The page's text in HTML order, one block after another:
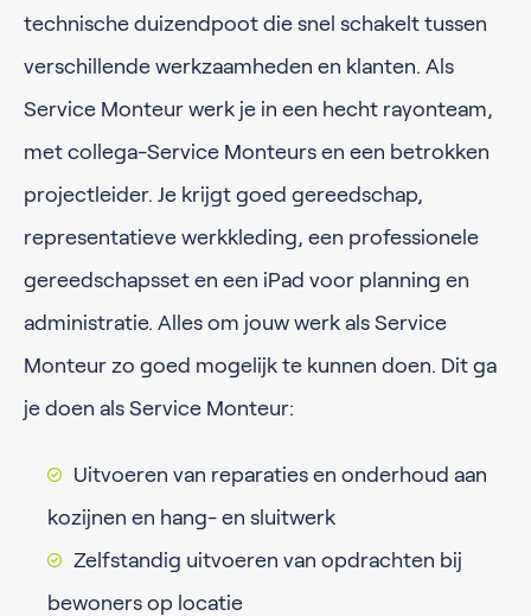
technische duizendpoot die snel schakelt tussen
verschillende werkzaamheden en klanten. Als
Service Monteur werk je in een hecht rayonteam,
met collega-Service Monteurs en een betrokken
projectleider. Je krijgt goed gereedschap,
representatieve werkkleding, een professionele
gereedschapsset en een iPad voor planning en
administratie. Alles om jouw werk als Service
Monteur zo goed mogelijk te kunnen doen. Dit ga
je doen als Service Monteur:
Uitvoeren van reparaties en onderhoud aan
kozijnen en hang- en sluitwerk
Zelfstandig uitvoeren van opdrachten bij
bewoners op locatie